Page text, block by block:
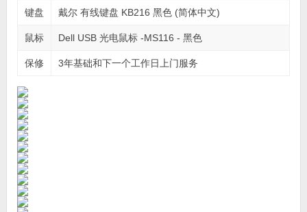
键盘 戴尔 有线键盘 KB216 黑色 (简体中文)
鼠标 Dell USB 光电鼠标 -MS116 - 黑色
保修 3年基础和下一个工作日上门服务